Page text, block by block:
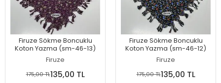
Firuze Sökme Boncuklu
Koton Yazma (sm-46-13)
Firuze
175,00 TL135,00 TL
Firuze Sökme Boncuklu
Koton Yazma (sm-46-12)
Firuze
175,00 TL135,00 TL